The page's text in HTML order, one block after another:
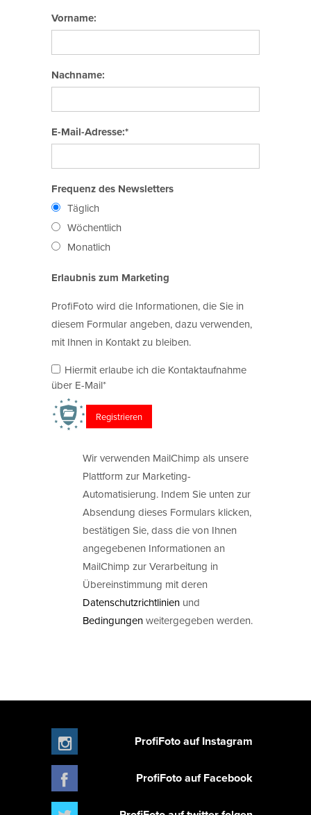
Vorname:
Nachname:
E-Mail-Adresse:*
Frequenz des Newsletters
Täglich
Wöchentlich
Monatlich
Erlaubnis zum Marketing
ProfiFoto wird die Informationen, die Sie in
diesem Formular angeben, dazu verwenden,
mit Ihnen in Kontakt zu bleiben.
Hiermit erlaube ich die Kontaktaufnahme
über E-Mail*
Wir verwenden MailChimp als unsere
Plattform zur Marketing-
Automatisierung. Indem Sie unten zur
Absendung dieses Formulars klicken,
bestätigen Sie, dass die von Ihnen
angegebenen Informationen an
MailChimp zur Verarbeitung in
Übereinstimmung mit deren
Datenschutzrichtlinien und
Bedingungenweitergegeben werden.
ProfiFoto auf Instagram
ProfiFoto auf Facebook